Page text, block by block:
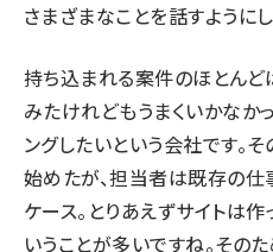
さまざまなことを話すようにし
持ち込まれる案件のほとんど
みたけれどもうまくいかなか
ングしたいという会社です。そ
始めたが、担当者は既存の
ケース。とりあえずサイトは
いうことが多いですね。その